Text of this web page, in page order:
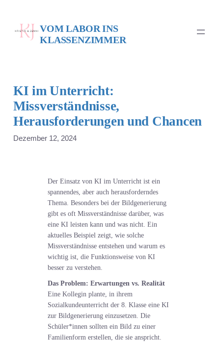
springen
VOM LABOR INS
KLASSENZIMMER
KI im Unterricht:
Missverständnisse,
Herausforderungen und Chancen
Dezember 12, 2024
Der Einsatz von KI im Unterricht ist ein
spannendes, aber auch herausforderndes
Thema. Besonders bei der Bildgenerierung
gibt es oft Missverständnisse darüber, was
eine KI leisten kann und was nicht. Ein
aktuelles Beispiel zeigt, wie solche
Missverständnisse entstehen und warum es
wichtig ist, die Funktionsweise von KI
besser zu verstehen.
Das Problem: Erwartungen vs. Realität
Eine Kollegin plante, in ihrem
Sozialkundeunterricht der 8. Klasse eine KI
zur Bildgenerierung einzusetzen. Die
Schüler*innen sollten ein Bild zu einer
Familienform erstellen, die sie anspricht.